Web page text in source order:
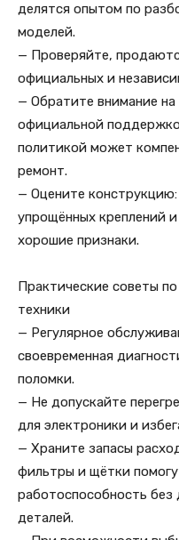
делятся опытом по
моделей.
— Проверяйте,
официальных и
— Обратите внимание на
официальной
политикой может
ремонт.
— Оцените
упрощённых креплений
хорошие признаки.
Практические советы
техники
— Регулярное
своевременная
поломки.
— Не допускайте
для электроники и
— Храните запасы
фильтры и щётки
работоспособность
деталей.